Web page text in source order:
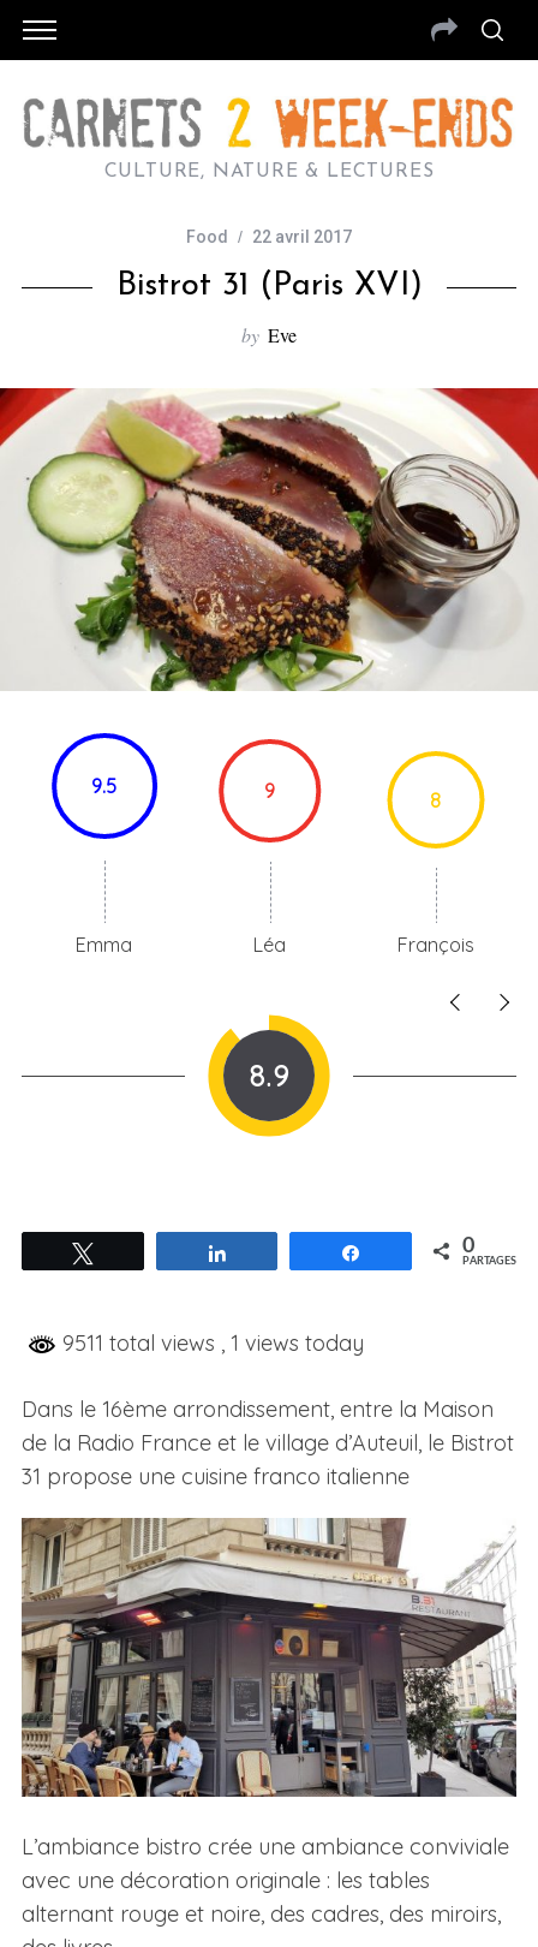
CULTURE, NATURE & LECTURES
Food 22 avril 2017
Bistrot 31 (Paris XVI)
by Eve
9.5
Emma
9
Léa
8
François
8.9
Partagez 0
PARTAGES
9511 total views , 1 views today
Dans le 16ème arrondissement, entre la Maison
de la Radio France et le village d’Auteuil, le Bistrot
31 propose une cuisine franco italienne
L’ambiance bistro crée une ambiance conviviale
avec une décoration originale : les tables
alternant rouge et noire, des cadres, des miroirs,